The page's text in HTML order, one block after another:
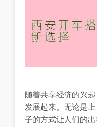
随着共享经济的兴
发展起来。无论是
子的方式让人们的